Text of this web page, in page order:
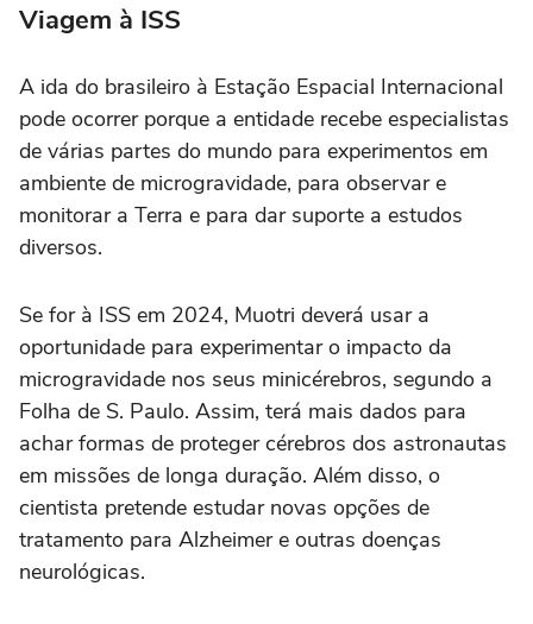
Viagem à ISS
A ida do brasileiro à Estação Espacial Internacional
pode ocorrer porque a entidade recebe especialistas
de várias partes do mundo para experimentos em
ambiente de microgravidade, para observar e
monitorar a Terra e para dar suporte a estudos
diversos.
Se for à ISS em 2024, Muotri deverá usar a
oportunidade para experimentar o impacto da
microgravidade nos seus minicérebros, segundo a
Folha de S. Paulo. Assim, terá mais dados para
achar formas de proteger cérebros dos astronautas
em missões de longa duração. Além disso, o
cientista pretende estudar novas opções de
tratamento para Alzheimer e outras doenças
neurológicas.